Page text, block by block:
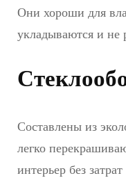
Они хороши для
укладываются и не
Составлены из
легко
интерьер без